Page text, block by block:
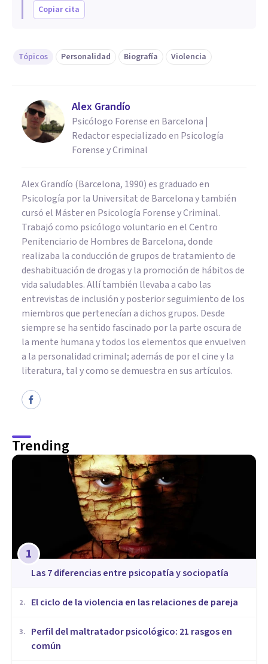
Copiar cita
Tópicos Personalidad Biografía Violencia
Alex Grandío
Psicólogo Forense en Barcelona |
Redactor especializado en Psicología
Forense y Criminal
Alex Grandío (Barcelona, 1990) es graduado en
Psicología por la Universitat de Barcelona y también
cursó el Máster en Psicología Forense y Criminal.
Trabajó como psicólogo voluntario en el Centro
Penitenciario de Hombres de Barcelona, donde
realizaba la conducción de grupos de tratamiento de
deshabituación de drogas y la promoción de hábitos de
vida saludables. Allí también llevaba a cabo las
entrevistas de inclusión y posterior seguimiento de los
miembros que pertenecían a dichos grupos. Desde
siempre se ha sentido fascinado por la parte oscura de
la mente humana y todos los elementos que envuelven
a la personalidad criminal; además de por el cine y la
literatura, tal y como se demuestra en sus artículos.
Trending
1
Las 7 diferencias entre psicopatía y sociopatía
2. ​El ciclo de la violencia en las relaciones de pareja
3.
​Perfil del maltratador psicológico: 21 rasgos en
común